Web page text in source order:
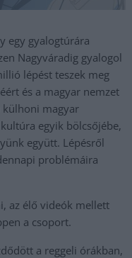
egy gyalogtúrára
Nagyváradig gyalogol
lépést teszek meg
és a magyar nemzet
külhoni magyar
egyik bölcsőjébe,
együtt. Lépésről
problémáira
az élő videók mellett
a csoport.
a reggeli órákban,